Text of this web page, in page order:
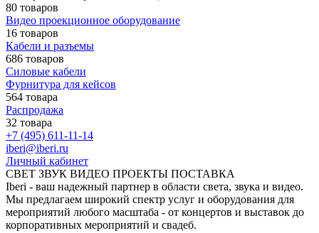
80 товаров
Видео проекционное оборудование
16 товаров
Кабели и разъемы
686 товаров
Силовые кабели
Фурнитура для кейсов
564 товара
Распродажа
32 товара
+7 (495) 611-11-14
iberi@iberi.ru
Личный кабинет
СВЕТ ЗВУК ВИДЕО ПРОЕКТЫ ПОСТАВКА
Iberi - ваш надежный партнер в области света, звука и видео.
Мы предлагаем широкий спектр услуг и оборудования для
мероприятий любого масштаба - от концертов и выставок до
корпоративных мероприятий и свадеб.